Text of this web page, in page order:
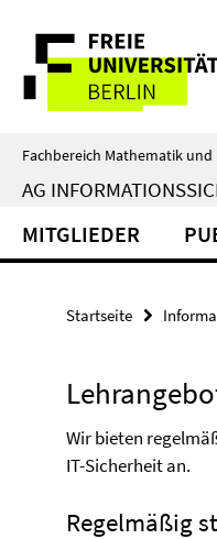
direkt
Inhalt
Service-
Navigation
Fachbereich Mathematik
AG
MITGLIEDER
Startseite
Wir bieten
IT-Sicherheit an.
Regelmäßig